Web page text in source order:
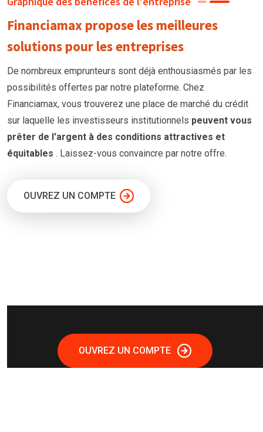
Financiamax propose les meilleures
solutions pour les entreprises
De nombreux emprunteurs sont déjà enthousiasmés par les
possibilités offertes par notre plateforme. Chez
Financiamax, vous trouverez une place de marché du crédit
sur laquelle les investisseurs institutionnels peuvent vous
prêter de l'argent à des conditions attractives et
équitables . Laissez-vous convaincre par notre offre.
OUVREZ UN COMPTE
OUVREZ UN COMPTE